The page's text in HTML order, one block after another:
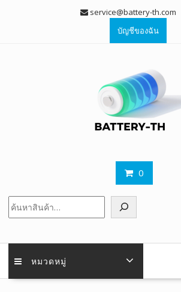
service@battery-th.com
บัญชีของฉัน
0
หมวดหมู่